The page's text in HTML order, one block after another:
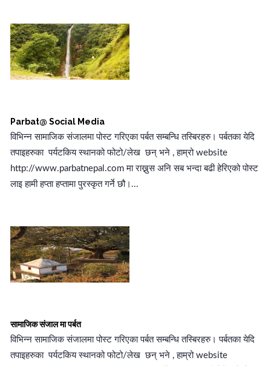
Parbat@ Social Media
विभिन्न सामाजिक संजालमा पोस्ट गरिएका पर्बत सम्बन्धि तस्बिरहरु। पर्बतका येदि
तपाइहरुका पर्यटकिय स्थानको फोटो/लेख छन् भने , हाम्रो website
http://www.parbatnepal.com मा राख्नुस अनि सब भन्दा बढी हेरिएको पोस्ट
लाइ हामी हप्ता हप्तामा पुरस्कृत गर्ने छौ।...
सामाजिक संजाल मा पर्बत
विभिन्न सामाजिक संजालमा पोस्ट गरिएका पर्बत सम्बन्धि तस्बिरहरु। पर्बतका येदि
तपाइहरुका पर्यटकिय स्थानको फोटो/लेख छन् भने , हाम्रो website